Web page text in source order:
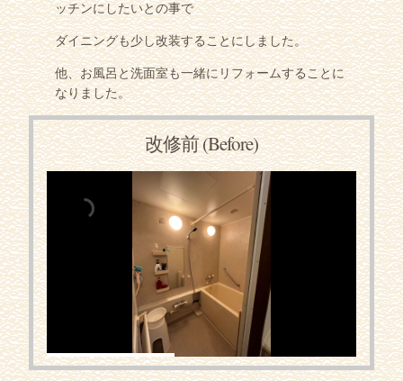
ッチンにしたいとの事で
ダイニングも少し改装することにしました。
他、お風呂と洗面室も一緒にリフォームすることに
なりました。
改修前 (Before)